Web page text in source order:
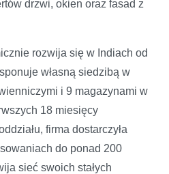
drzwi, okien oraz fasad z
rozwija się w Indiach od
własną siedzibą w
i 9 magazynami w
18 miesięcy
firma dostarczyła
do ponad 200
sieć swoich stałych